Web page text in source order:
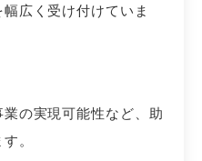
広く受け付けていま
の実現可能性など、助
。